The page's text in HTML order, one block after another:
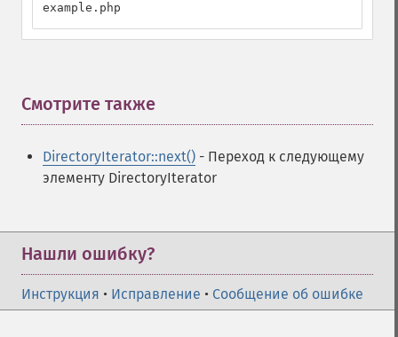
example.php
Смотрите также
DirectoryIterator::next() - Переход к следующему
элементу DirectoryIterator
Нашли ошибку?
Инструкция • Исправление • Сообщение об ошибке